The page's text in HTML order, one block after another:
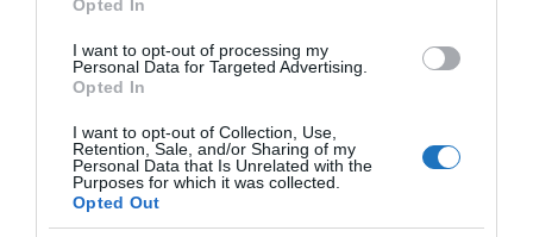
Opted In
I want to opt-out of processing my
Personal Data for Targeted Advertising.
Opted In
I want to opt-out of Collection, Use,
Retention, Sale, and/or Sharing of my
Personal Data that Is Unrelated with the
Purposes for which it was collected.
Opted Out
A tranzakcióval tehát új szállodatípussal, hegyvidéki
wellness hotellel egészül ki a BDPST Group
szállodafejlesztési és -üzemeltetési tanácsadó cége
a BDPST Hotel Management veszi át november 1-
től a Mátraházán található 4 csillagos Lifestyle